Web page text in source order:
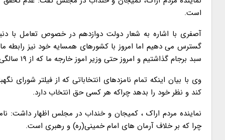
است.
آصفری با اشاره به شعار دولت دوازدهم در خصوص تعامل با
گسترس می دهیم اما امروز با کشورهای همسایه خود نیز
سبد برجام گذاشتیم و امروز حتی وزیر اموز خارجه ما که از ۱۹ سالگی در آمریکا رفت و آمد داشته در لیست تحریم قرار دارد در عبور و مرور محدود است.
وی با بیان اینکه تمام نامزدهای انتخاباتی که از فیلتر شورای
کند و نظر خود را بدهد چراکه هر کسی حق انتخاب دارد.
نماینده مردم اراک ، کمیجان و خنداب در مجلس اظهار داشت:
چرا که بر خلاف آرمان های امام خمینی(ره) و رهبری است.